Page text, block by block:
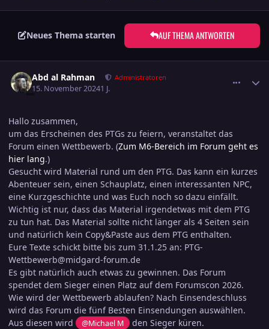
Neues Thema starten AUF THEMA ANTWORTEN
Abd al Rahman Administratoren
15. November 20241 J.
Hallo zusammen,
um das Erscheinen des PTGs zu feiern, veranstaltet das
Forum einen Wettbewerb. (Zum M6-Bereich im Forum geht es
hier lang.)
Gesucht wird Material rund um den PTG. Das kann ein kurzes
Abenteuer sein, einen Schauplatz, einen interessanten NPC,
eine Kurzgeschichte und was Euch noch so dazu einfällt.
Wichtig ist nur, dass das Material irgendetwas mit dem PTG
zu tun hat. Das Material sollte nicht länger als 4 Seiten sein
und natürlich kein Copy&Paste aus dem PTG enthalten.
Eure Texte schickt bitte bis zum 31.1.25 an: PTG-
Wettbewerb@midgard-forum.de
Es gibt natürlich auch etwas zu gewinnen. Das Forum
spendet dem Sieger einen Platz auf dem Forumscon 2026.
Wie wird der Wettbewerb ablaufen? Nach Einsendeschluss
wird das Forum die fünf Besten Einsendungen auswählen.
Aus diesen wird
@Michael M den Sieger küren.